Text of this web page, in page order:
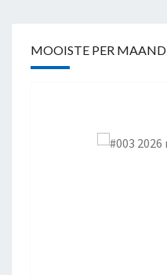
MOOISTE PER MAAND